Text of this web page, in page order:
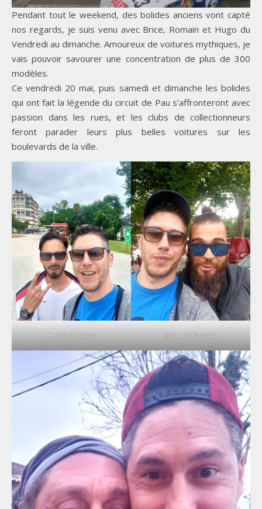
Pendant tout le weekend, des bolides anciens vont capté
nos regards, je suis venu avec Brice, Romain et Hugo du
Vendredi au dimanche. Amoureux de voitures mythiques, je
vais pouvoir savourer une concentration de plus de 300
modèles.
Ce vendredi 20 mai, puis samedi et dimanche les bolides
qui ont fait la légende du circuit de Pau s’affronteront avec
passion dans les rues, et les clubs de collectionneurs
feront parader leurs plus belles voitures sur les
boulevards de la ville.
Hugo et Brice Brice et Romain